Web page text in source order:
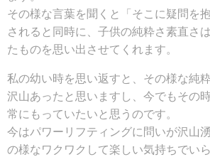
その様な言葉を聞くと「そこに疑問を
されると同時に、子供の純粋さ素直さ
たものを思い出させてくれます。
私の幼い時を思い返すと、その様な純
沢山あったと思いますし、今でもその
常にもっていたいと思うのです。
今はパワーリフティングに問いが沢山
の様なワクワクして楽しい気持ちでい